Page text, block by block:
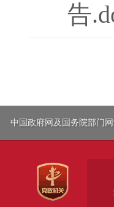
告
中国政府网及国务院部门